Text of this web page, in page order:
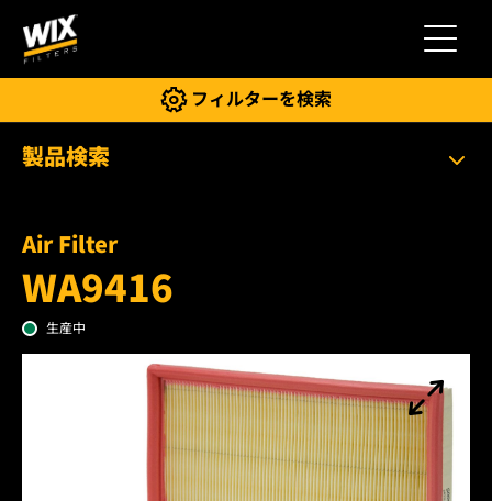
切り替え
フィルターを検索
製品検索
Air Filter
WA9416
生産中